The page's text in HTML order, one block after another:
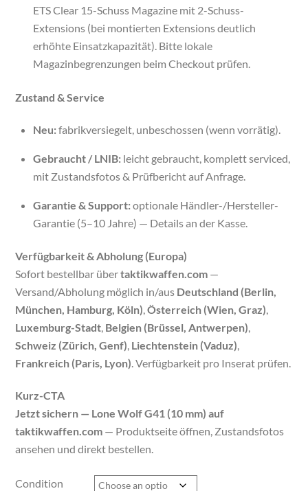
ETS Clear 15-Schuss Magazine mit 2-Schuss-
Extensions (bei montierten Extensions deutlich
erhöhte Einsatzkapazität). Bitte lokale
Magazinbegrenzungen beim Checkout prüfen.
Zustand & Service
Neu:fabrikversiegelt, unbeschossen (wenn vorrätig).
Gebraucht / LNIB: leicht gebraucht, komplett serviced,
mit Zustandsfotos & Prüfbericht auf Anfrage.
Garantie & Support:optionale Händler-/Hersteller-
Garantie (5–10 Jahre) — Details an der Kasse.
Verfügbarkeit & Abholung (Europa)
Sofort bestellbar übertaktikwaffen.com —
Versand/Abholung möglich in/aus Deutschland (Berlin,
München, Hamburg, Köln),Österreich (Wien, Graz),
Luxemburg-Stadt, Belgien (Brüssel, Antwerpen),
Schweiz (Zürich, Genf), Liechtenstein (Vaduz),
Frankreich (Paris, Lyon). Verfügbarkeit pro Inserat prüfen.
Kurz-CTA
Jetzt sichern — Lone Wolf G41 (10 mm) auf
taktikwaffen.com — Produktseite öffnen, Zustandsfotos
ansehen und direkt bestellen.
Condition